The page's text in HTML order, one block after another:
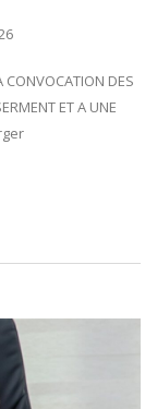
CONVOCATION DES
ET A UNE